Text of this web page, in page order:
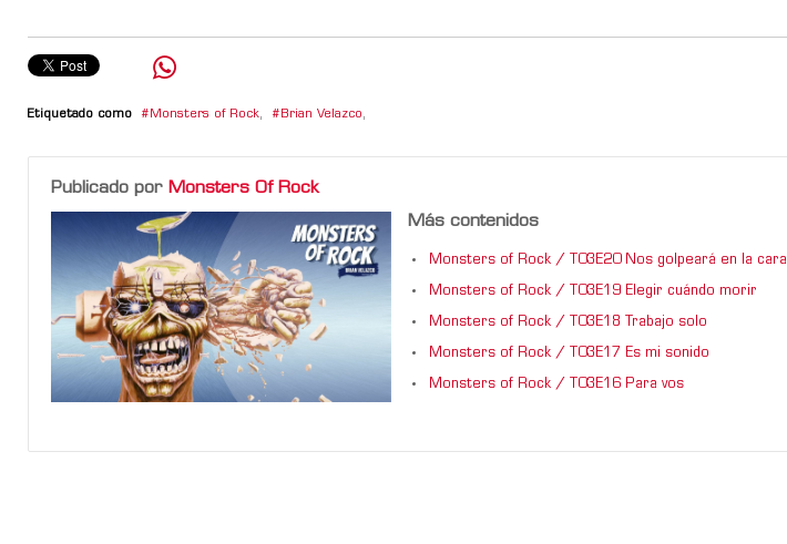
Etiquetado como Monsters of Rock, Brian Velazco,
Publicado por Monsters Of Rock
Más contenidos
Monsters of Rock / T03E20 Nos golpeará en la cara
Monsters of Rock / T03E19 Elegir cuándo morir
Monsters of Rock / T03E18 Trabajo solo
Monsters of Rock / T03E17 Es mi sonido
Monsters of Rock / T03E16 Para vos